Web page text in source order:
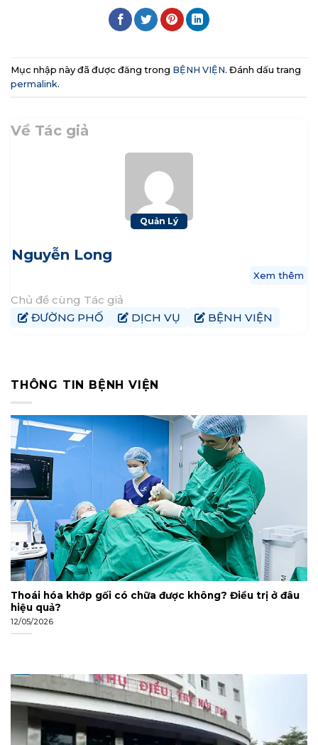
Mục nhập này đã được đăng trong BỆNH VIỆN. Đánh dấu trang
permalink.
Về Tác giả
Quản Lý
Nguyễn Long
Xem thêm
Chủ đề cùng Tác giả
ĐƯỜNG PHỐ
DỊCH VỤ BỆNH VIỆN
THÔNG TIN BỆNH VIỆN
Thoái hóa khớp gối có chữa được không? Điều trị ở đâu
hiệu quả?
12/05/2026